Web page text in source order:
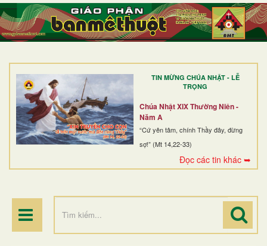
TIN MỪNG CHÚA NHẬT - LỄ
TRỌNG
Chúa Nhật XIX Thường Niên -
Năm A
“Cứ yên tâm, chính Thầy đây, đừng
sợ!” (Mt 14,22-33)
Đọc các tin khác ➥
TRANG NHẤT
GIỚI THIỆU
DÒNG TU
BAN MỤC VỤ
ĐOÀN THỂ CG